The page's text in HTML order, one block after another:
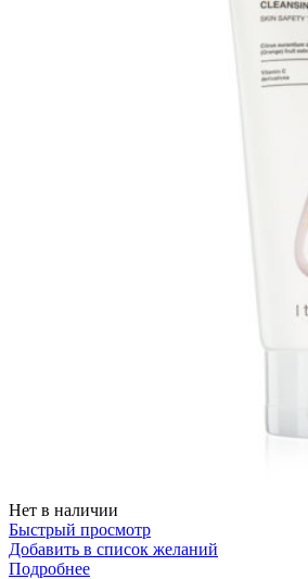
Нет в наличии
Быстрый просмотр
Добавить в список желаний
Подробнее